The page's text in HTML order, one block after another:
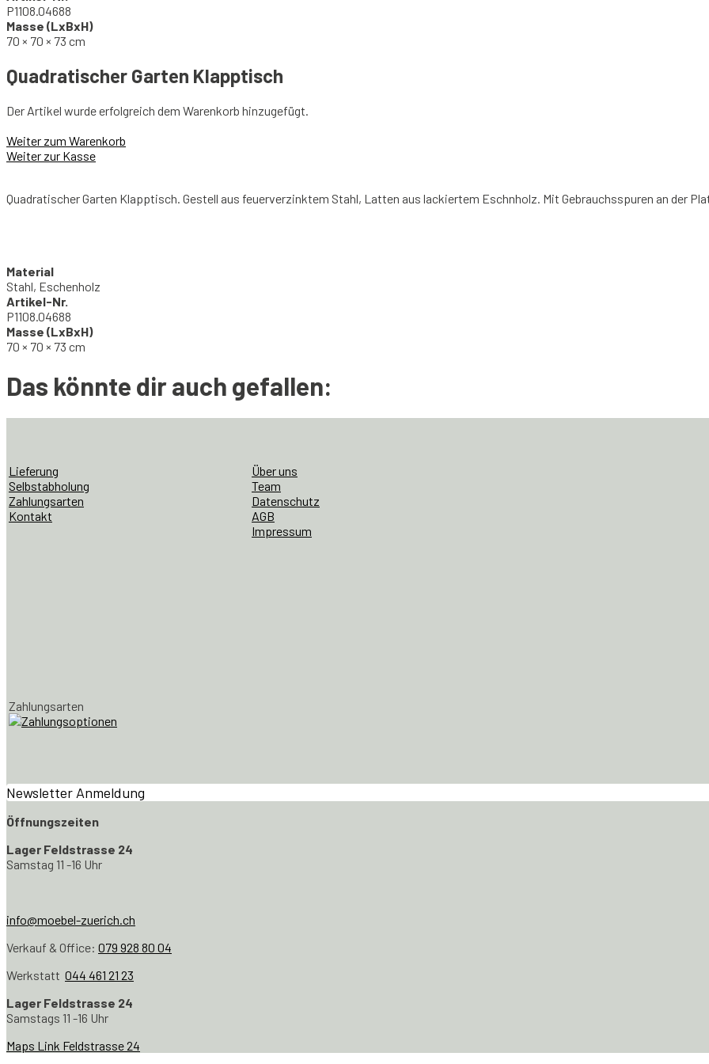
P1108.04688
Masse (LxBxH)
70 × 70 × 73 cm
Quadratischer Garten Klapptisch
Der Artikel wurde erfolgreich dem Warenkorb hinzugefügt.
Weiter zum Warenkorb
Weiter zur Kasse
Quadratischer Garten Klapptisch. Gestell aus feuerverzinktem Stahl, Latten aus lackiertem Eschnholz. Mit Gebrauchsspuren an der
Material
Stahl, Eschenholz
Artikel-Nr.
P1108.04688
Masse (LxBxH)
70 × 70 × 73 cm
Das könnte dir auch gefallen:
Lieferung
Selbstabholung
Zahlungsarten
Kontakt
Über uns
Team
Datenschutz
AGB
Impressum
Zahlungsarten
Newsletter Anmeldung
Öffnungszeiten
Lager Feldstrasse 24
Samstag 11 -16 Uhr
info@moebel-zuerich.ch
Verkauf & Office: 079 928 80 04
Werkstatt 044 461 21 23
Lager Feldstrasse 24
Samstags 11 -16 Uhr
Maps Link Feldstrasse 24